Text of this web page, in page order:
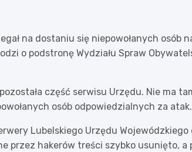
na dostaniu się niepowołanych osób
o podstronę Wydziału Spraw
część serwisu Urzędu. Nie ma
osób odpowiedzialnych za atak.
Lubelskiego Urzędu Wojewódzkiego
przez hakerów treści szybko usunięto, a